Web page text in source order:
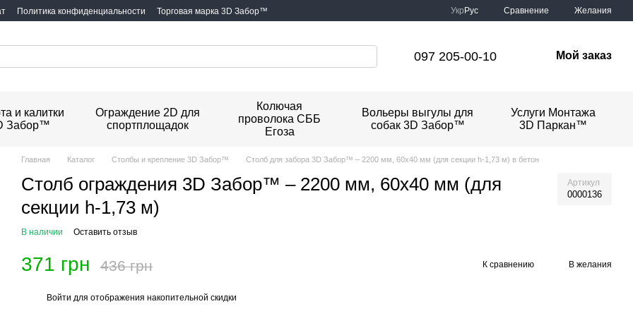
Политика конфиденциальности Торговая марка 3D Забор™ Укр Рус Сравнение Желания
097 205-00-10 Мой заказ
и калитки
Забор™
Ограждение 2D для
спортплощадок
Колючая
проволока СББ
Егоза
Вольеры выгулы для
собак 3D Забор™
Услуги Монтажа
3D Паркан™
Главная Каталог Столбы и крепление 3D Забор™ Столб для забора 3D Забор™ – 2200 мм, 60х40 мм (для секции h-1,73 м) в бетон
Столб ограждения 3D Забор™ – 2200 мм, 60х40 мм (для
секции h-1,73 м)
Артикул
0000136
В наличии Оставить отзыв
371 грн 436 грн К сравнению В желания
Войти для отображения накопительной скидки